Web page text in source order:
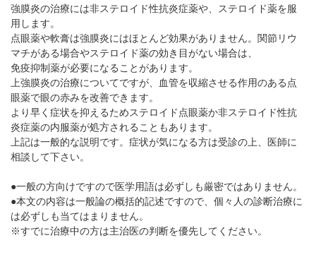
強膜炎の治療には非ステロイド性抗炎症薬や、ステロイド薬を服
用します。
点眼薬や軟膏は強膜炎にはほとんど効果がありません。関節リウ
マチがある場合やステロイド薬の効き目がない場合は、
免疫抑制薬が必要になることがあります。
上強膜炎の治療についてですが、血管を収縮させる作用のある点
眼薬で眼の赤みを改善できます。
より早く症状を抑えるためステロイド点眼薬か非ステロイド性抗
炎症薬の内服薬が処方されることもあります。
上記は一般的な説明です。症状が気になる方は受診の上、医師に
相談して下さい。
●一般の方向けですので医学用語は必ずしも厳密ではありません。
●本文の内容は一般論の概括的記述ですので、個々人の診断治療に
は必ずしも当てはまりません。
※すでに治療中の方は主治医の判断を優先してください。